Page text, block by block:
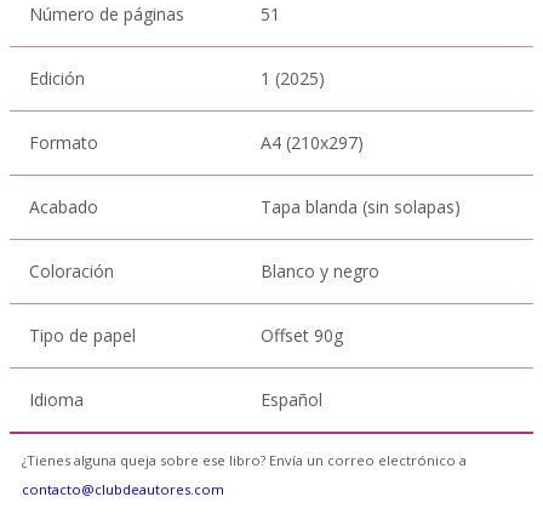
Número de páginas 51
Edición 1 (2025)
Formato A4 (210x297)
Acabado Tapa blanda (sin solapas)
Coloración Blanco y negro
Tipo de papel Offset 90g
Idioma Español
¿Tienes alguna queja sobre ese libro? Envía un correo electrónico a
contacto@clubdeautores.com